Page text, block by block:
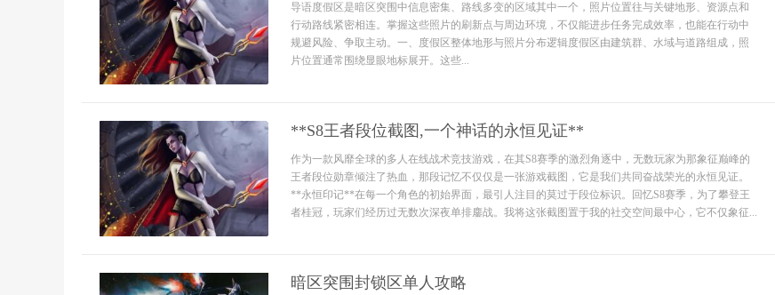
导语度假区是暗区突围中信息密集、路线多变的区域其中一个，照片位置往与关键地形、资源点和
行动路线紧密相连。掌握这些照片的刷新点与周边环境，不仅能进步任务完成效率，也能在行动中
规避风险、争取主动。一、度假区整体地形与照片分布逻辑度假区由建筑群、水域与道路组成，照
片位置通常围绕显眼地标展开。这些...
**S8王者段位截图,一个神话的永恒见证**
作为一款风靡全球的多人在线战术竞技游戏，在其S8赛季的激烈角逐中，无数玩家为那象征巅峰的
王者段位勋章倾注了热血，那段记忆不仅仅是一张游戏截图，它是我们共同奋战荣光的永恒见证。
**永恒印记**在每一个角色的初始界面，最引人注目的莫过于段位标识。回忆S8赛季，为了攀登王
者桂冠，玩家们经历过无数次深夜单排鏖战。我将这张截图置于我的社交空间最中心，它不仅象征...
暗区突围封锁区单人攻略